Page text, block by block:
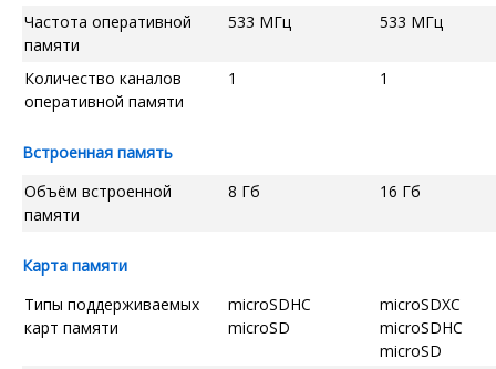
Частота оперативной
памяти
533 МГц 533 МГц
Количество каналов
оперативной памяти
1 1
Встроенная память
Объём встроенной
памяти
8 Гб 16 Гб
Карта памяти
Типы поддерживаемых
карт памяти
microSDHC
microSD
microSDXC
microSDHC
microSD